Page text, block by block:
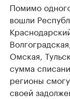
Помимо
вошли
Омская,
сумма
регионы
своей